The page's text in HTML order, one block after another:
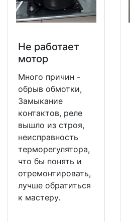
Не работает
мотор
Много причин -
обрыв обмотки,
Замыкание
контактов, реле
вышло из строя,
неисправность
терморегулятора,
что бы понять и
отремонтировать,
лучше обратиться
к мастеру.